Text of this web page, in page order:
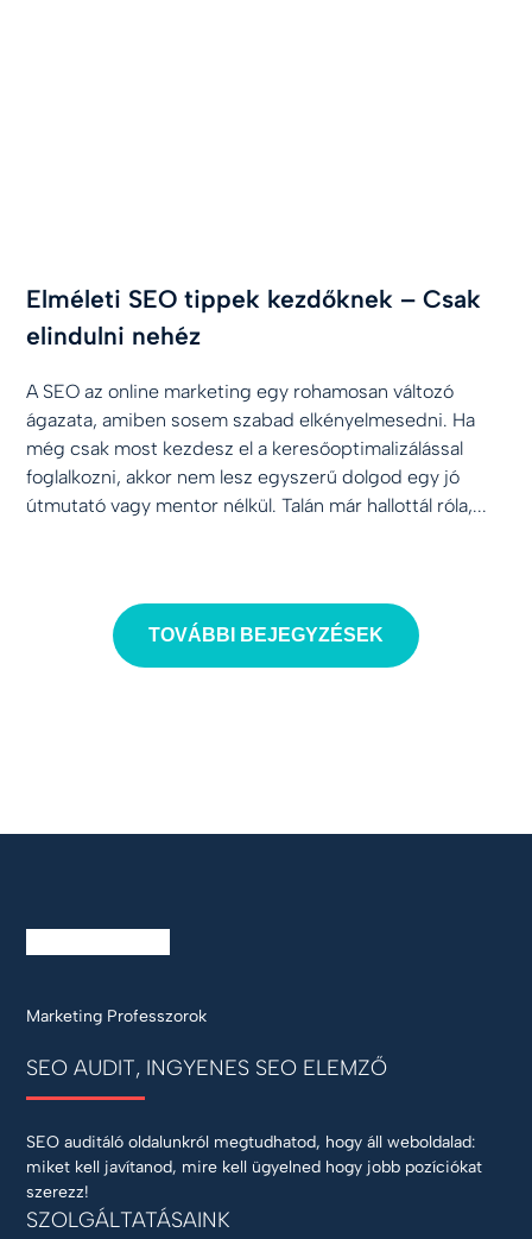
Elméleti SEO tippek kezdőknek – Csak
elindulni nehéz
A SEO az online marketing egy rohamosan változó
ágazata, amiben sosem szabad elkényelmesedni. Ha
még csak most kezdesz el a keresőoptimalizálással
foglalkozni, akkor nem lesz egyszerű dolgod egy jó
útmutató vagy mentor nélkül. Talán már hallottál róla,...
TOVÁBBI BEJEGYZÉSEK
Marketing Professzorok
SEO AUDIT, INGYENES SEO ELEMZŐ
SEO auditáló oldalunkról megtudhatod, hogy áll weboldalad:
miket kell javítanod, mire kell ügyelned hogy jobb pozíciókat
szerezz!
SZOLGÁLTATÁSAINK